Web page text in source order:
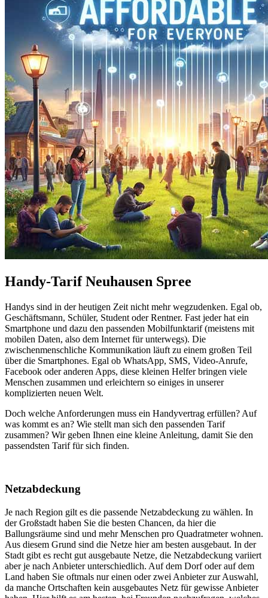
Handy-Tarif Neuhausen Spree
Handys sind in der heutigen Zeit nicht mehr wegzudenken. Egal ob,
Geschäftsmann, Schüler, Student oder Rentner. Fast jeder hat ein
Smartphone und dazu den passenden Mobilfunktarif (meistens mit
mobilen Daten, also dem Internet für unterwegs). Die
zwischenmenschliche Kommunikation läuft zu einem großen Teil
über die Smartphones. Egal ob WhatsApp, SMS, Video-Anrufe,
Facebook oder anderen Apps, diese kleinen Helfer bringen viele
Menschen zusammen und erleichtern so einiges in unserer
komplizierten neuen Welt.
Doch welche Anforderungen muss ein Handyvertrag erfüllen? Auf
was kommt es an? Wie stellt man sich den passenden Tarif
zusammen? Wir geben Ihnen eine kleine Anleitung, damit Sie den
passendsten Tarif für sich finden.
Netzabdeckung
Je nach Region gilt es die passende Netzabdeckung zu wählen. In
der Großstadt haben Sie die besten Chancen, da hier die
Ballungsräume sind und mehr Menschen pro Quadratmeter wohnen.
Aus diesem Grund sind die Netze hier am besten ausgebaut. In der
Stadt gibt es recht gut ausgebaute Netze, die Netzabdeckung variiert
aber je nach Anbieter unterschiedlich. Auf dem Dorf oder auf dem
Land haben Sie oftmals nur einen oder zwei Anbieter zur Auswahl,
da manche Ortschaften kein ausgebautes Netz für gewisse Anbieter